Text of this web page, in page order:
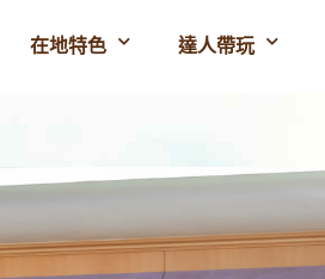
在地特色 達人帶玩